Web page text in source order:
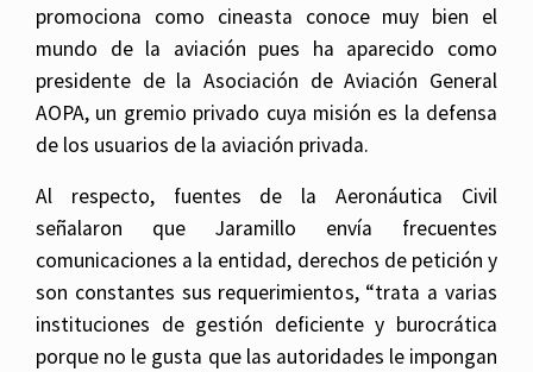
promociona como cineasta conoce muy bien el
mundo de la aviación pues ha aparecido como
presidente de la Asociación de Aviación General
AOPA, un gremio privado cuya misión es la defensa
de los usuarios de la aviación privada.
Al respecto, fuentes de la Aeronáutica Civil
señalaron que Jaramillo envía frecuentes
comunicaciones a la entidad, derechos de petición y
son constantes sus requerimientos, “trata a varias
instituciones de gestión deficiente y burocrática
porque no le gusta que las autoridades le impongan